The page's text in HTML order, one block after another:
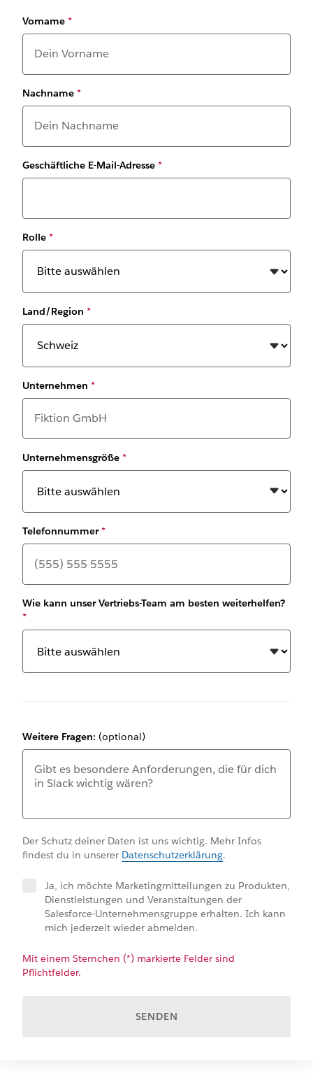
Vorname *
Nachname *
Geschäftliche E-Mail-Adresse *
Rolle *
Land/Region *
Unternehmen *
Unternehmensgröße *
Telefonnummer*
Wie kann unser Vertriebs-Team am besten weiterhelfen?
*
Weitere Fragen: (optional)
Der Schutz deiner Daten ist uns wichtig. Mehr Infos
findest du in unserer Datenschutzerklärung.
Ja, ich möchte Marketingmitteilungen zu Produkten,
Dienstleistungen und Veranstaltungen der
Salesforce-Unternehmensgruppe erhalten. Ich kann
mich jederzeit wieder abmelden.
Mit einem Sternchen (*) markierte Felder sind
Pflichtfelder.
SENDEN